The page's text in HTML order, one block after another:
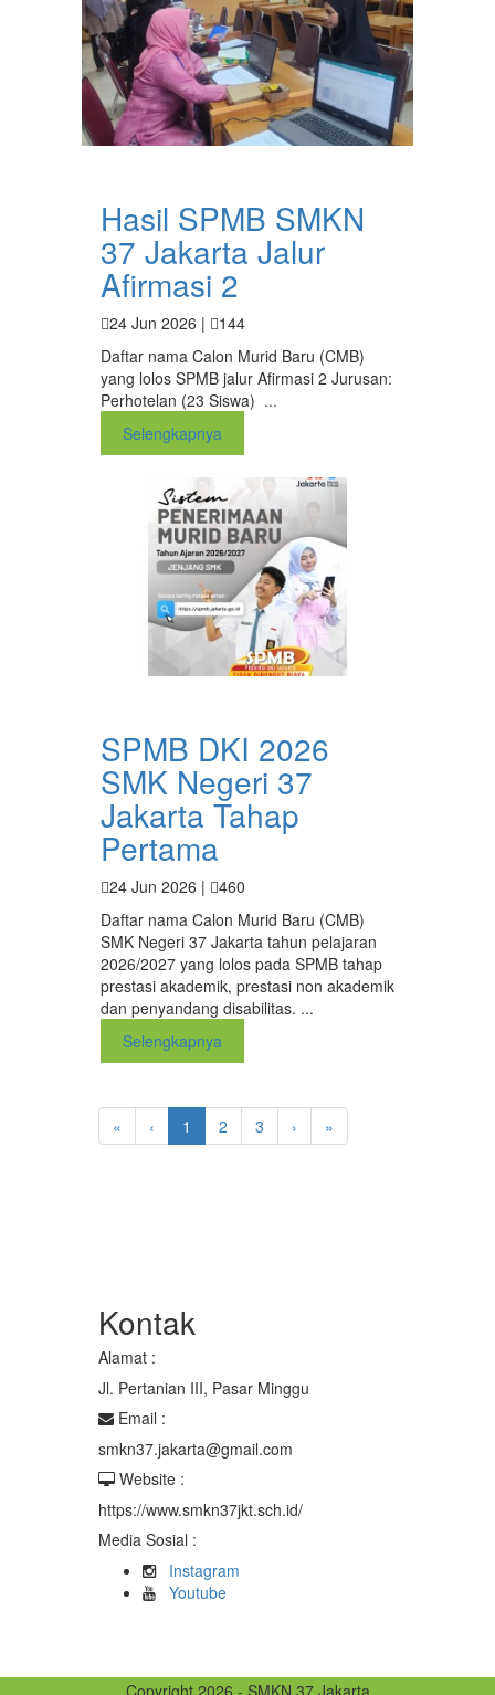
Hasil SPMB SMKN
37 Jakarta Jalur
Afirmasi 2
24 Jun 2026 |
144
Daftar nama Calon Murid Baru (CMB)
yang lolos SPMB jalur Afirmasi 2 Jurusan:
Perhotelan (23 Siswa) ...
Selengkapnya
SPMB DKI 2026
SMK Negeri 37
Jakarta Tahap
Pertama
24 Jun 2026 |
460
Daftar nama Calon Murid Baru (CMB)
SMK Negeri 37 Jakarta tahun pelajaran
2026/2027 yang lolos pada SPMB tahap
prestasi akademik, prestasi non akademik
dan penyandang disabilitas. ...
Selengkapnya
« ‹ 1 2 3 › »
Kontak
Alamat :
Jl. Pertanian III, Pasar Minggu
Email :
smkn37.jakarta@gmail.com
Website :
https://www.smkn37jkt.sch.id/
Media Sosial :
Instagram
Youtube
Copyright 2026 - SMKN 37 Jakarta